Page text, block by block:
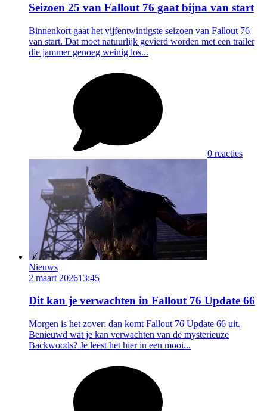
Seizoen 25 van Fallout 76 gaat bijna van start
Binnenkort gaat het vijfentwintigste seizoen van Fallout 76
van start. Dat moet natuurlijk gevierd worden met een trailer
die jammer genoeg weinig los...
0 reacties
Nieuws
2 maart 202613:45
Dit kan je verwachten in Fallout 76 Update 66
Morgen is het zover: dan komt Fallout 76 Update 66 uit.
Benieuwd wat je kan verwachten van de mysterieuze
Backwoods? Je leest het hier in een mooi...